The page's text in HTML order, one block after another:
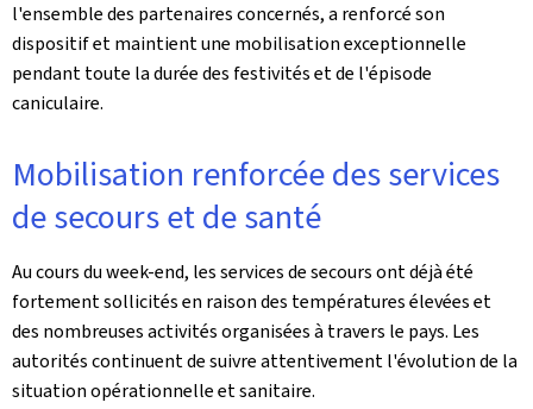
l'ensemble des partenaires concernés, a renforcé son
dispositif et maintient une mobilisation exceptionnelle
pendant toute la durée des festivités et de l'épisode
caniculaire.
Mobilisation renforcée des services
de secours et de santé
Au cours du week-end, les services de secours ont déjà été
fortement sollicités en raison des températures élevées et
des nombreuses activités organisées à travers le pays. Les
autorités continuent de suivre attentivement l'évolution de la
situation opérationnelle et sanitaire.